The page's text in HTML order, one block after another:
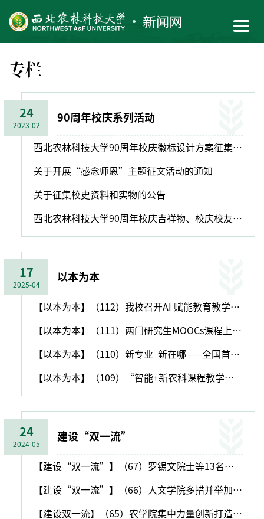
专栏
24
2023-02
90周年校庆系列活动
西北农林科技大学90周年校庆徽标设计方案征集启事
关于开展“感念师恩”主题征文活动的通知
关于征集校史资料和实物的公告
西北农林科技大学90周年校庆吉祥物、校庆校友服务平台、校庆视觉识别系统正式发布
17
2025-04
以本为本
【以本为本】（112）我校召开AI 赋能教育教学推进会 共谋教育数字化转型新路径
【以本为本】（111）两门研究生MOOCs课程上线“学堂在线”
【以本为本】（110）新专业 新在哪——全国首个食品营养与健康专业探秘
【以本为本】（109）“智能+新农科课程教学中心”虚拟教研室赋能农林教育新未来
24
2024-05
建设“双一流”
【建设“双一流”】（67）罗锡文院士等13名专家建言机电学院学科建设
【建设“双一流”】（66）人文学院多措并举加强社会学学科建设
【建设双一流】（65）农学院集中力量创新打造研究生课程“金课”